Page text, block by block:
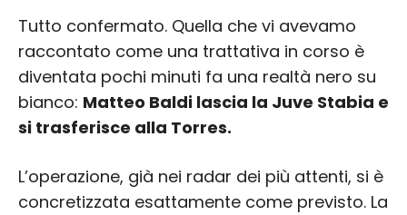
Tutto confermato. Quella che vi avevamo
raccontato come una trattativa in corso è
diventata pochi minuti fa una realtà nero su
bianco: Matteo Baldi lascia la Juve Stabia e
si trasferisce alla Torres.
L’operazione, già nei radar dei più attenti, si è
concretizzata esattamente come previsto. La